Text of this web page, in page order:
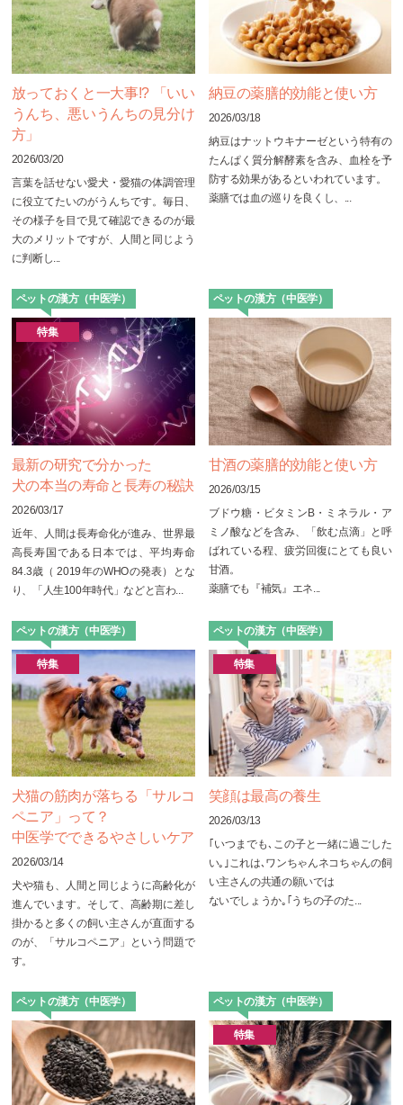
放っておくと一大事!? 「いい
うんち、悪いうんちの見分け
方」
2026/03/20
言葉を話せない愛犬・愛猫の体調管理
に役立てたいのがうんちです。毎日、
その様子を目で見て確認できるのが最
大のメリットですが、人間と同じよう
に判断し...
納豆の薬膳的効能と使い方
2026/03/18
納豆はナットウキナーゼという特有の
たんぱく質分解酵素を含み、血栓を予
防する効果があるといわれています。
薬膳では血の巡りを良くし、...
ペットの漢方（中医学）
特集
最新の研究で分かった
犬の本当の寿命と長寿の秘訣
2026/03/17
近年、人間は長寿命化が進み、世界最
高長寿国である日本では、平均寿命
84.3歳（ 2019年のWHOの発表）とな
り、「人生100年時代」などと言わ...
ペットの漢方（中医学）
甘酒の薬膳的効能と使い方
2026/03/15
ブドウ糖・ビタミンB・ミネラル・ア
ミノ酸などを含み、「飲む点滴」と呼
ばれている程、疲労回復にとても良い
甘酒。
薬膳でも『補気』エネ...
ペットの漢方（中医学）
特集
犬猫の筋肉が落ちる「サルコ
ペニア」って？
中医学でできるやさしいケア
2026/03/14
犬や猫も、人間と同じように高齢化が
進んでいます。そして、高齢期に差し
掛かると多くの飼い主さんが直面する
のが、「サルコペニア」という問題で
す。
ペットの漢方（中医学）
特集
笑顔は最高の養生
2026/03/13
｢いつまでも､この子と一緒に過ごした
い｡｣これは､ワンちゃんネコちゃんの飼
い主さんの共通の願いでは
ないでしょうか｡｢うちの子のた...
ペットの漢方（中医学） ペットの漢方（中医学）
特集